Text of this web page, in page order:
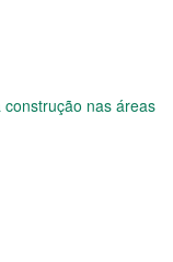
nas áreas